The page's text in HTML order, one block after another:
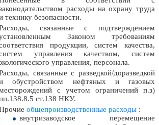
расходы на охрану труда
технику безопасности.
связанные с подтверждением
Законом требованиям
продукции, систем качества,
управления качеством, систем
управления, персонала.
связанные с разведкой/доразведкой
обустройством нефтяных и газовых
с учетом ограничений п.з)
ст.138 НКУ.
общепроизводственные расходы :
внутризаводское перемещение